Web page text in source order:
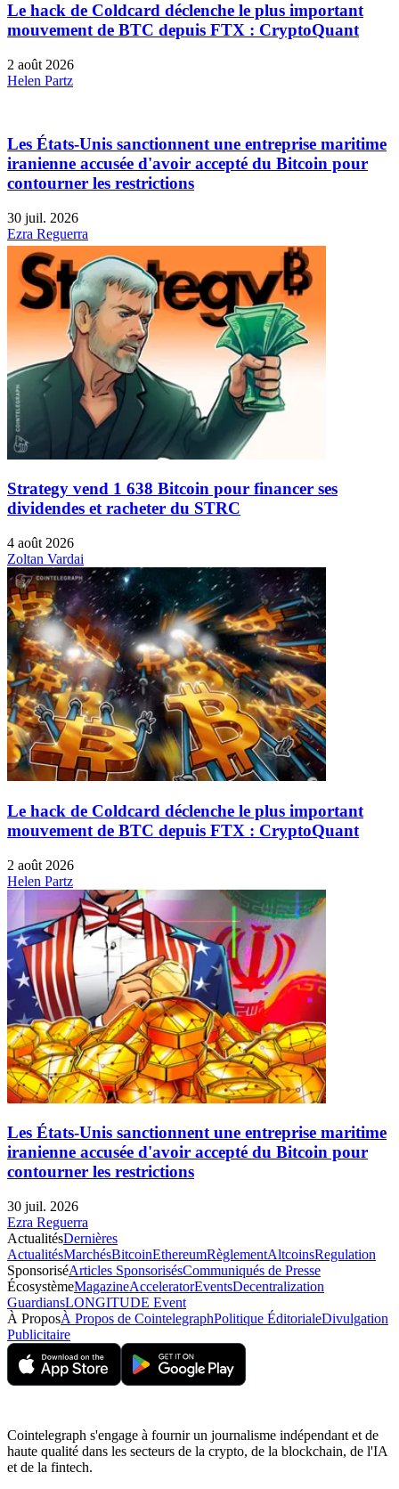
Le hack de Coldcard déclenche le plus important
mouvement de BTC depuis FTX : CryptoQuant
2 août 2026
Helen Partz
Les États-Unis sanctionnent une entreprise maritime
iranienne accusée d'avoir accepté du Bitcoin pour
contourner les restrictions
30 juil. 2026
Ezra Reguerra
Strategy vend 1 638 Bitcoin pour financer ses
dividendes et racheter du STRC
4 août 2026
Zoltan Vardai
Le hack de Coldcard déclenche le plus important
mouvement de BTC depuis FTX : CryptoQuant
2 août 2026
Helen Partz
Les États-Unis sanctionnent une entreprise maritime
iranienne accusée d'avoir accepté du Bitcoin pour
contourner les restrictions
30 juil. 2026
Ezra Reguerra
ActualitésDernières
ActualitésMarchésBitcoinEthereumRèglementAltcoinsRegulation
SponsoriséArticles SponsorisésCommuniqués de Presse
ÉcosystèmeMagazineAcceleratorEventsDecentralization
GuardiansLONGITUDE Event
À ProposÀ Propos de CointelegraphPolitique ÉditorialeDivulgation
Publicitaire
Cointelegraph s'engage à fournir un journalisme indépendant et de
haute qualité dans les secteurs de la crypto, de la blockchain, de l'IA
et de la fintech.